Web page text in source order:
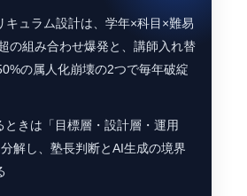
キュラム設計は、学年×科目×難易
の組み合わせ爆発と、講師入れ替
の属人化崩壊の2つで毎年破綻
ときは「目標層・設計層・運用
解し、塾長判断とAI生成の境界